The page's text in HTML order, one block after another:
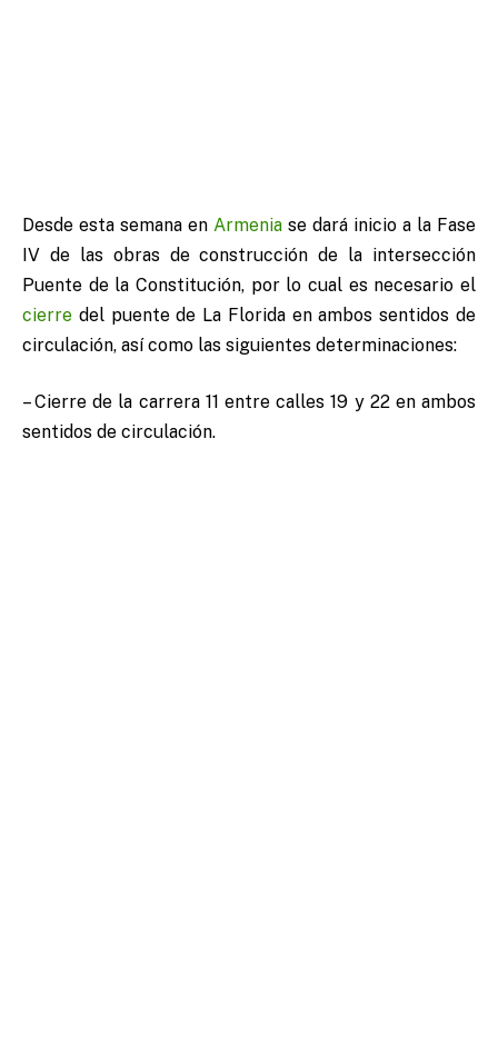
Desde esta semana en Armenia se dará inicio a la Fase
IV de las obras de construcción de la intersección
Puente de la Constitución, por lo cual es necesario el
cierre del puente de La Florida en ambos sentidos de
circulación, así como las siguientes determinaciones:
– Cierre de la carrera 11 entre calles 19 y 22 en ambos
sentidos de circulación.